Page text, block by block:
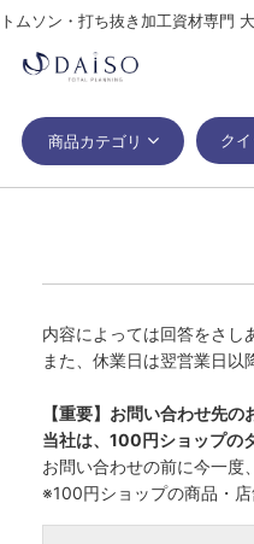
トムソン・打ち抜き加工資材専門
商品カテゴリ ク
内容によっては回答をさし
また、休業日は翌営業日以
【重要】お問い合わせ先
当社は、100円ショップの
お問い合わせの前に今一度
※100円ショップの商品・